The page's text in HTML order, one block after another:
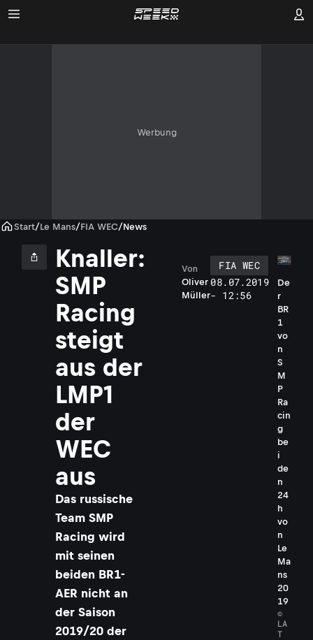
Werbung
Start/Le Mans/FIA WEC/News
Knaller:
SMP
Racing
steigt
aus der
LMP1
der
WEC
aus
Das russische
Team SMP
Racing wird
mit seinen
beiden BR1-
AER nicht an
der Saison
2019/20 der
Oliver
Müller
Von
FIA WEC
08.07.2019
- 12:56
De
r
BR
1
vo
n
S
M
P
Ra
cin
g
be
i
de
n
24
h
vo
n
Le
Ma
ns
20
19
©
LA
T